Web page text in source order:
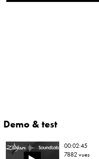
Demo & test
00:02:45
7882 vues